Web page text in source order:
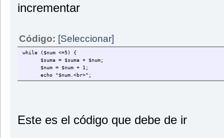
incrementar
Código: [Seleccionar]
while ($num <=5) {
$suma = $suma + $num;
$num = $num + 1;
echo "$num.<br>";
Este es el código que debe de ir